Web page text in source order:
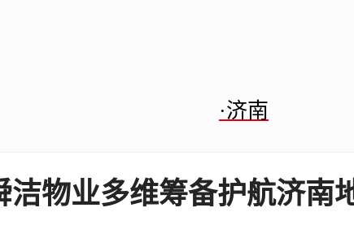
·济南
物业多维筹备护航济南